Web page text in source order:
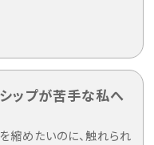
ップが苦手な私へ
縮めたいのに、触れられ